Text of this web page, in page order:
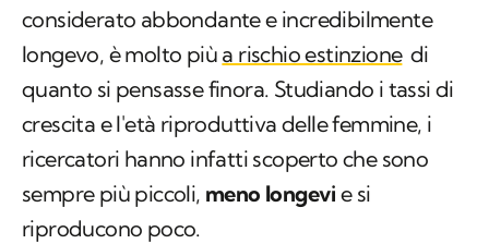
considerato abbondante e incredibilmente
longevo, è molto più a rischio estinzione di
quanto si pensasse finora. Studiando i tassi di
crescita e l'età riproduttiva delle femmine, i
ricercatori hanno infatti scoperto che sono
sempre più piccoli, meno longevi e si
riproducono poco.